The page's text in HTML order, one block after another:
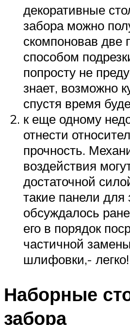
декоративные
забора можно
скомпоновав две
способом
попросту не
знает, возможно
спустя время
к еще одному
отнести
прочность.
воздействия
достаточной
такие панели для
обсуждалось
его в порядок
частичной
шлифовки,- легко!
Наборные
забора